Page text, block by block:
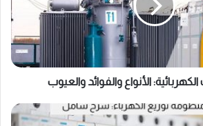
الأنواع والفوائد والعيوب